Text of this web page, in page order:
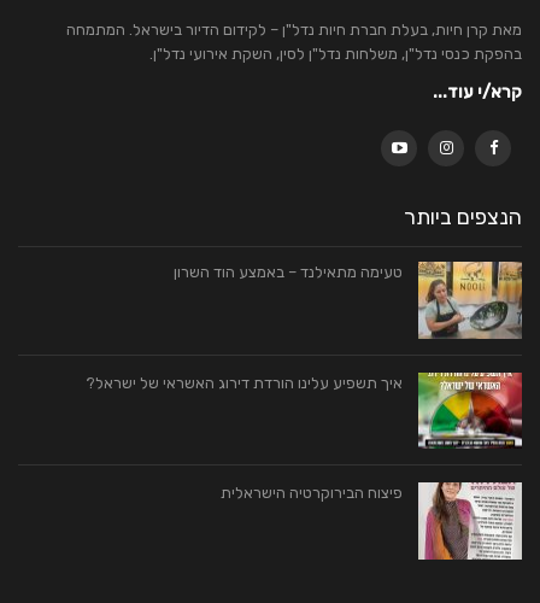
מאת קרן חיות, בעלת חברת חיות נדל"ן – לקידום הדיור בישראל. המתמחה
בהפקת כנסי נדל"ן, משלחות נדל"ן לסין, השקת אירועי נדל"ן.
קרא/י עוד...
הנצפים ביותר
טעימה מתאילנד – באמצע הוד השרון
איך תשפיע עלינו הורדת דירוג האשראי של ישראל?
פיצוח הבירוקרטיה הישראלית